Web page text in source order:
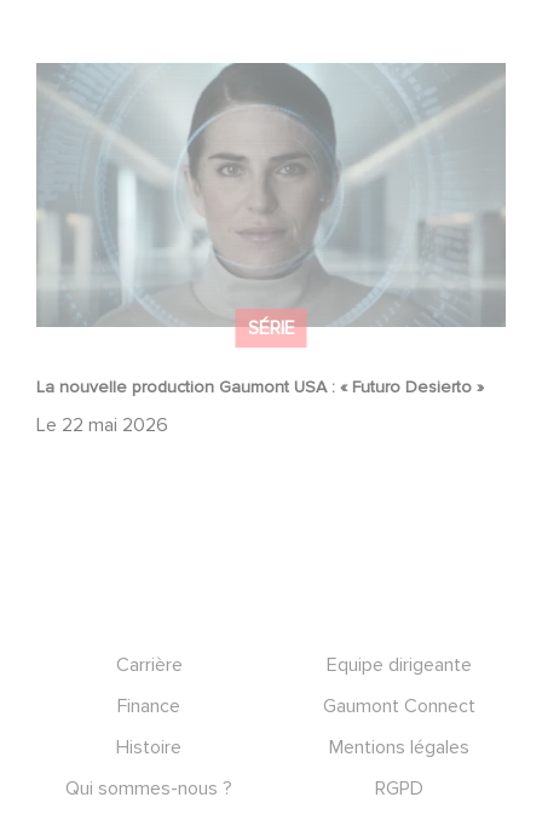
SÉRIE
La nouvelle production Gaumont USA : « Futuro Desierto »
Le 22 mai 2026
La nouvelle production Gaumont USA : « Futuro Desierto
Carrière
Equipe dirigeante
Finance
Gaumont Connect
Histoire
Mentions légales
Qui sommes-nous ?
RGPD